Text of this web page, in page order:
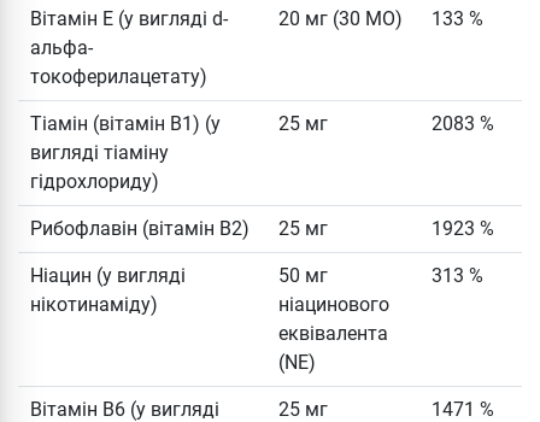
Вітамін E (у вигляді d-
альфа-
токоферилацетату)
20 мг (30 МО) 133 %
Тіамін (вітамін B1) (у
вигляді тіаміну
гідрохлориду)
25 мг 2083 %
Рибофлавін (вітамін B2) 25 мг 1923 %
Ніацин (у вигляді
нікотинаміду)
50 мг
ніацинового
еквівалента
(NE)
313 %
Вітамін B6 (у вигляді
25 мг 1471 %